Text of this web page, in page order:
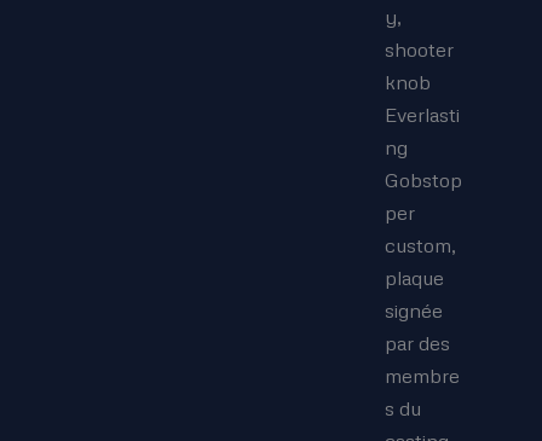
y,
shooter
knob
Everlasti
ng
Gobstop
per
custom,
plaque
signée
par des
membre
s du